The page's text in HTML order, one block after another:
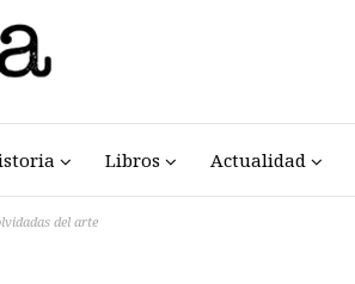
Libros Actualidad
del arte